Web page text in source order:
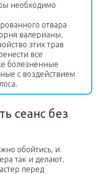
необходимо
отвара
валерианы.
этих трав
все
болезненные
с воздействием
сеанс без
обойтись, и
так и делают.
перед